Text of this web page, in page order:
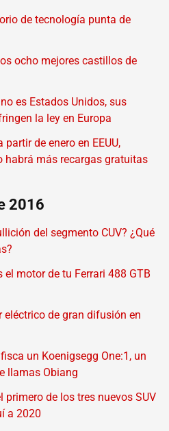
de tecnología punta de
ocho mejores castillos de
es Estados Unidos, sus
la ley en Europa
de enero en EEUU,
habrá más recargas gratuitas
2016
del segmento CUV? ¿Qué
el motor de tu Ferrari 488 GTB
de gran difusión en
un Koenigsegg One:1, un
llamas Obiang
primero de los tres nuevos SUV
a 2020